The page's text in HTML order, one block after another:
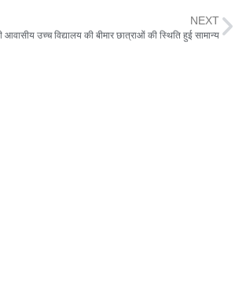
NEXT
आवासीय उच्च विद्यालय की बीमार छात्राओं की स्थिति हुई सामान्य